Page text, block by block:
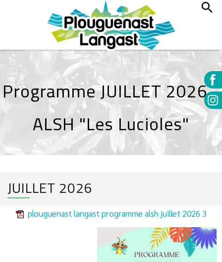
Programme JUILLET 2026 -
ALSH "Les Lucioles"
JUILLET 2026
plouguenast langast programme alsh juillet 2026 3